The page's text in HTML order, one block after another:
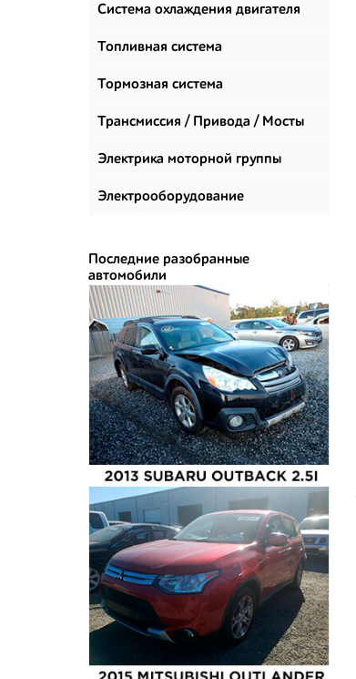
климатизации
Система охлаждения двигателя
Топливная система
Тормозная система
Трансмиссия / Привода / Мосты
Электрика моторной группы
Электрооборудование
Последние разобранные
автомобили